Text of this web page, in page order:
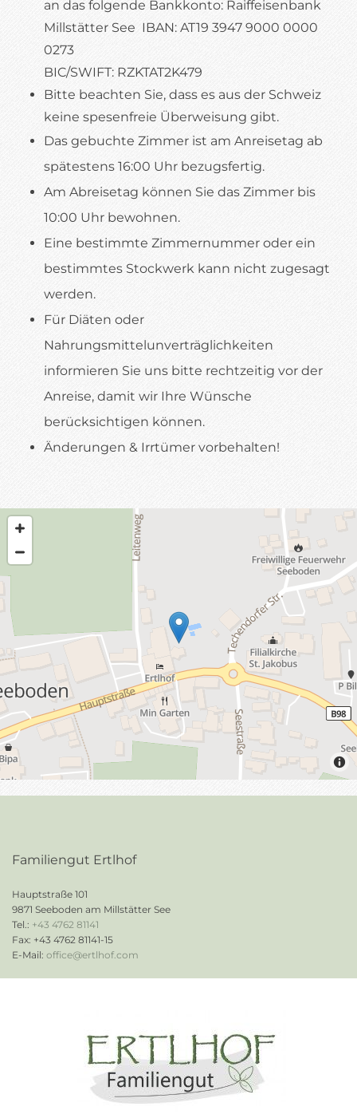
an das folgende Bankkonto: Raiffeisenbank
Millstätter See IBAN: AT19 3947 9000 0000
0273
BIC/SWIFT: RZKTAT2K479
Bitte beachten Sie, dass es aus der Schweiz
keine spesenfreie Überweisung gibt.
Das gebuchte Zimmer ist am Anreisetag ab
spätestens 16:00 Uhr bezugsfertig.
Am Abreisetag können Sie das Zimmer bis
10:00 Uhr bewohnen.
Eine bestimmte Zimmernummer oder ein
bestimmtes Stockwerk kann nicht zugesagt
werden.
Für Diäten oder
Nahrungsmittelunverträglichkeiten
informieren Sie uns bitte rechtzeitig vor der
Anreise, damit wir Ihre Wünsche
berücksichtigen können.
Änderungen & Irrtümer vorbehalten!
Familiengut Ertlhof
Hauptstraße 101
9871 Seeboden am Millstätter See
Tel.: +43 4762 81141
Fax: +43 4762 81141-15
E-Mail: office@ertlhof.com